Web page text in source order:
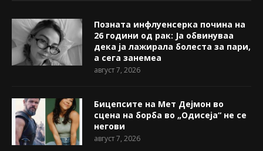
Позната инфлуенсерка почина на
26 години од рак: Ја обвинуваа
дека ја лажирала болеста за пари,
а сега занемеа
август 7, 2026
Бицепсите на Мет Дејмон во
сцена на борба во „Одисеја“ не се
негови
август 7, 2026